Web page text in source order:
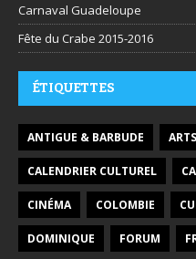
Carnaval Guadeloupe
Fête du Crabe 2015-2016
ÉTIQUETTES
ANTIGUE & BARBUDE
CALENDRIER CULTUREL
CINÉMA COLOMBIE
DOMINIQUE FORUM